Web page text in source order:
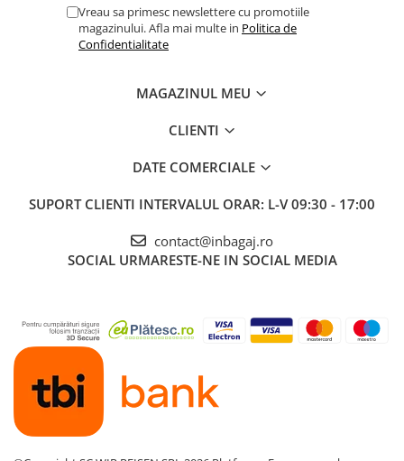
Vreau sa primesc newslettere cu promotiile
magazinului. Afla mai multe in Politica de
Confidentialitate
MAGAZINUL MEU
CLIENTI
DATE COMERCIALE
SUPORT CLIENTI INTERVALUL ORAR: L-V 09:30 - 17:00
contact@inbagaj.ro
SOCIAL URMARESTE-NE IN SOCIAL MEDIA